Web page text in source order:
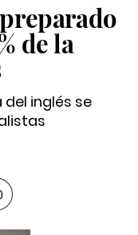
de la
del inglés se